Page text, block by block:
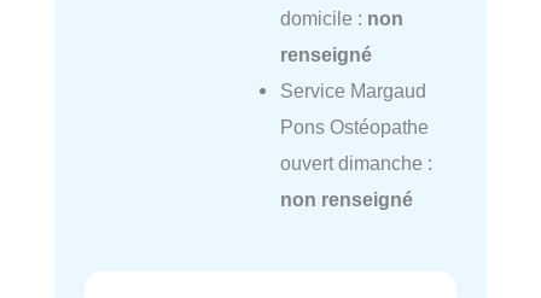
domicile : non
renseigné
Service Margaud
Pons Ostéopathe
ouvert dimanche :
non renseigné